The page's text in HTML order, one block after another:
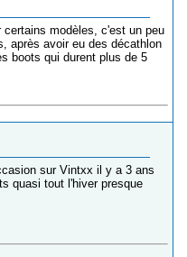
modèles, c'est un peu
après avoir eu des décathlon
boots qui durent plus de 5
sur Vintxx il y a 3 ans
quasi tout l'hiver presque